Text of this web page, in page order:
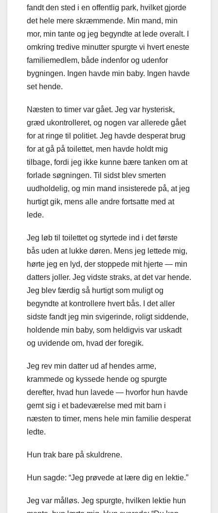
fandt den sted i en offentlig park, hvilket gjorde
det hele mere skræmmende. Min mand, min
mor, min tante og jeg begyndte at lede overalt. I
omkring tredive minutter spurgte vi hvert eneste
familiemedlem, både indenfor og udenfor
bygningen. Ingen havde min baby. Ingen havde
set hende.
Næsten to timer var gået. Jeg var hysterisk,
græd ukontrolleret, og nogen var allerede gået
for at ringe til politiet. Jeg havde desperat brug
for at gå på toilettet, men havde holdt mig
tilbage, fordi jeg ikke kunne bære tanken om at
forlade søgningen. Til sidst blev smerten
uudholdelig, og min mand insisterede på, at jeg
hurtigt gik, mens alle andre fortsatte med at
lede.
Jeg løb til toilettet og styrtede ind i det første
bås uden at lukke døren. Mens jeg lettede mig,
hørte jeg en lyd, der stoppede mit hjerte — min
datters joller. Jeg vidste straks, at det var hende.
Jeg blev færdig så hurtigt som muligt og
begyndte at kontrollere hvert bås. I det aller
sidste fandt jeg min svigerinde, roligt siddende,
holdende min baby, som heldigvis var uskadt
og uvidende om, hvad der foregik.
Jeg rev min datter ud af hendes arme,
krammede og kyssede hende og spurgte
derefter, hvad hun lavede — hvorfor hun havde
gemt sig i et badeværelse med mit barn i
næsten to timer, mens hele min familie desperat
ledte.
Hun trak bare på skuldrene.
Hun sagde: “Jeg prøvede at lære dig en lektie.”
Jeg var målløs. Jeg spurgte, hvilken lektie hun